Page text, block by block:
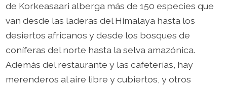
de Korkeasaari alberga más de 150 especies que
van desde las laderas del Himalaya hasta los
desiertos africanos y desde los bosques de
coníferas del norte hasta la selva amazónica.
Además del restaurante y las cafeterías, hay
merenderos al aire libre y cubiertos, y otros